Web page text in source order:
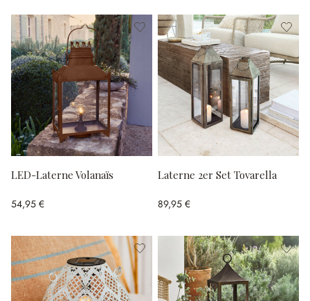
LED-Laterne Volanaïs
54,95 €
Laterne 2er Set Tovarella
89,95 €